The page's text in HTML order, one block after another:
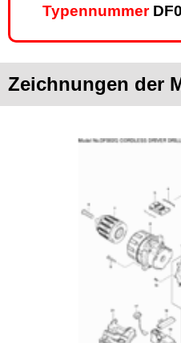
Typennummer
Zeichnungen der